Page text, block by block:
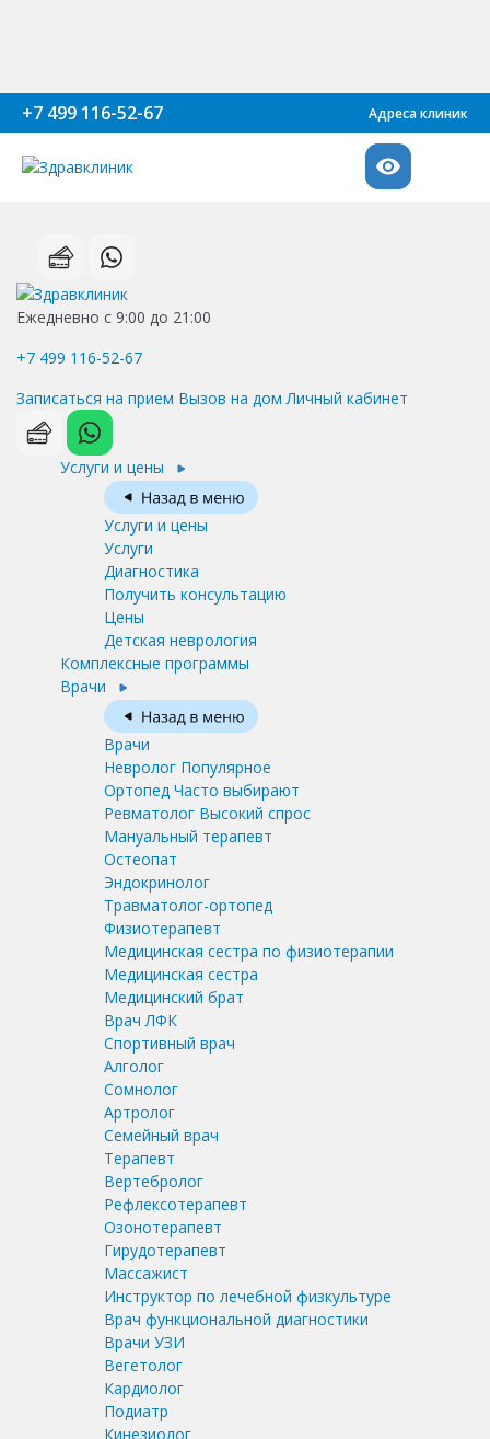
+7 499 116-52-67 Адреса клиник
Ежедневно с 9:00 до 21:00
+7 499 116-52-67
Записаться на прием Вызов на дом Личный кабинет
Услуги и цены
Услуги и цены
Услуги
Диагностика
Получить консультацию
Цены
Детская неврология
Комплексные программы
Врачи
Врачи
Невролог Популярное
Ортопед Часто выбирают
Ревматолог Высокий спрос
Мануальный терапевт
Остеопат
Эндокринолог
Травматолог-ортопед
Физиотерапевт
Медицинская сестра по физиотерапии
Медицинская сестра
Медицинский брат
Врач ЛФК
Спортивный врач
Алголог
Сомнолог
Артролог
Семейный врач
Терапевт
Вертебролог
Рефлексотерапевт
Озонотерапевт
Гирудотерапевт
Массажист
Инструктор по лечебной физкультуре
Врач функциональной диагностики
Врачи УЗИ
Вегетолог
Кардиолог
Подиатр
Кинезиолог